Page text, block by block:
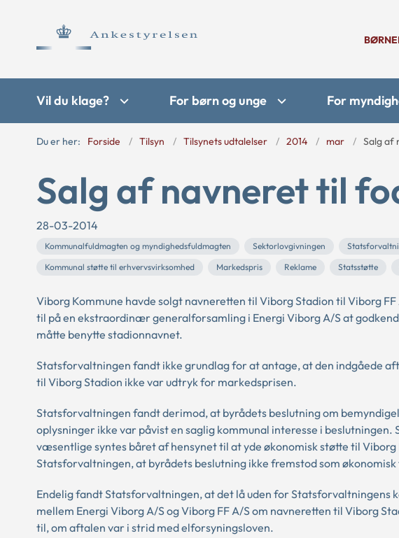
Vil du klage? For børn og unge For
Du er her: Forside Tilsyn Tilsynets udtalelser 2014 mar Salg af
Salg af navneret til
28-03-2014
Kommunalfuldmagten og myndighedsfuldmagten Sektorlovgivningen
Kommunal støtte til erhvervsvirksomhed
Markedspris Reklame Statsstøtte
Viborg Kommune havde solgt navneretten til Viborg Stadion til Viborg
til på en ekstraordinær generalforsamling i Energi Viborg A/S at
måtte benytte stadionnavnet.
Statsforvaltningen fandt ikke grundlag for at antage, at den indgåede
til Viborg Stadion ikke var udtryk for markedsprisen.
Statsforvaltningen fandt derimod, at byrådets beslutning om
oplysninger ikke var påvist en saglig kommunal interesse i
væsentlige syntes båret af hensynet til at yde økonomisk støtte til
Statsforvaltningen, at byrådets beslutning ikke fremstod som
Endelig fandt Statsforvaltningen, at det lå uden for Statsforvaltningens
mellem Energi Viborg A/S og Viborg FF A/S om navneretten til Viborg
til, om aftalen var i strid med elforsyningsloven.